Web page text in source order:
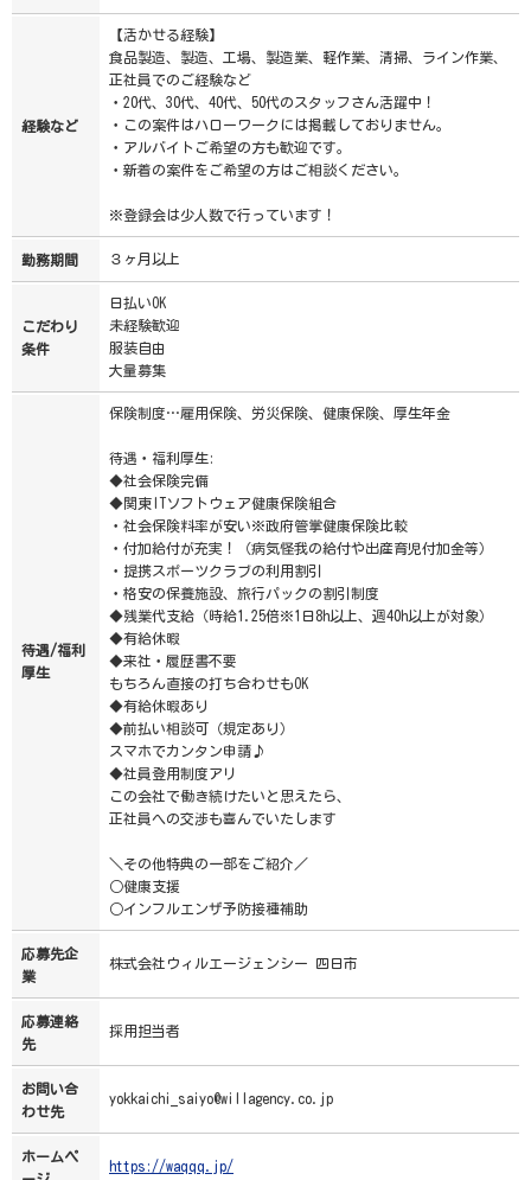
経験など
【活かせる経験】
食品製造、製造、工場、製造業、軽作業、清掃、ライン作業、
正社員でのご経験など
・20代、30代、40代、50代のスタッフさん活躍中！
・この案件はハローワークには掲載しておりません。
・アルバイトご希望の方も歓迎です。
・新着の案件をご希望の方はご相談ください。
※登録会は少人数で行っています！
勤務期間 ３ヶ月以上
こだわり
条件
日払いOK
未経験歓迎
服装自由
大量募集
待遇/福利
厚生
保険制度…雇用保険、労災保険、健康保険、厚生年金
待遇・福利厚生:
◆社会保険完備
◆関東ITソフトウェア健康保険組合
・社会保険料率が安い※政府管掌健康保険比較
・付加給付が充実！（病気怪我の給付や出産育児付加金等）
・提携スポーツクラブの利用割引
・格安の保養施設、旅行パックの割引制度
◆残業代支給（時給1.25倍※1日8h以上、週40h以上が対象）
◆有給休暇
◆来社・履歴書不要
もちろん直接の打ち合わせもOK
◆有給休暇あり
◆前払い相談可（規定あり）
スマホでカンタン申請♪
◆社員登用制度アリ
この会社で働き続けたいと思えたら、
正社員への交渉も喜んでいたします
＼その他特典の一部をご紹介／
○健康支援
○インフルエンザ予防接種補助
応募先企
業
株式会社ウィルエージェンシー 四日市
応募連絡
先
採用担当者
お問い合
わせ先
yokkaichi_saiyo@willagency.co.jp
ホームペ
https://waqqq.jp/